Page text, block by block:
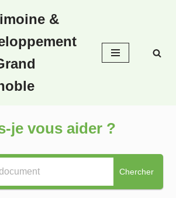
&
je vous aider ?
Chercher